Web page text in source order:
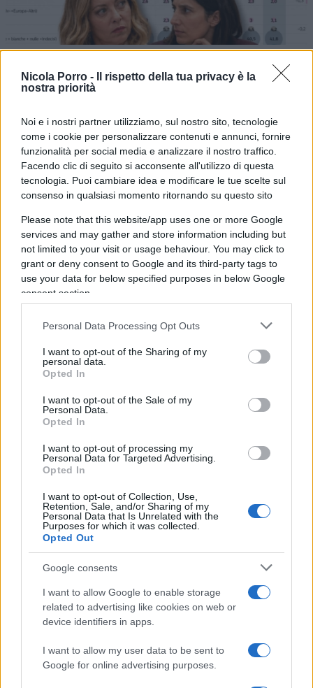
Nicola Porro -
Il rispetto della tua privacy è la
nostra priorità
Noi e i nostri partner utilizziamo, sul nostro sito, tecnologie
come i cookie per personalizzare contenuti e annunci, fornire
funzionalità per social media e analizzare il nostro traffico.
Facendo clic di seguito si acconsente all'utilizzo di questa
tecnologia. Puoi cambiare idea e modificare le tue scelte sul
consenso in qualsiasi momento ritornando su questo sito
Please note that this website/app uses one or more Google
services and may gather and store information including but
not limited to your visit or usage behaviour. You may click to
grant or deny consent to Google and its third-party tags to
use your data for below specified purposes in below Google
consent section.
Personal Data Processing Opt Outs
I want to opt-out of the Sharing of my
personal data.
Opted In
I want to opt-out of the Sale of my
Personal Data.
Opted In
I want to opt-out of processing my
Personal Data for Targeted Advertising.
Opted In
I want to opt-out of Collection, Use,
Retention, Sale, and/or Sharing of my
Personal Data that Is Unrelated with the
Purposes for which it was collected.
Opted Out
Google consents
I want to allow Google to enable storage
related to advertising like cookies on web or
device identifiers in apps.
I want to allow my user data to be sent to
Google for online advertising purposes.
sinistra non ha visto arrivare la Meloni
di Michel Dessì
4 Giugno 2026, 11:30
Ranucci spia i suoi “avversari”. Ma che
figura: lo fa nel giorno sbagliato
diMichel Dessì